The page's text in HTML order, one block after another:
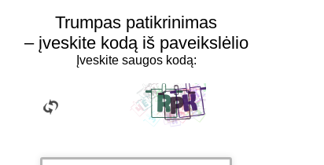
Trumpas patikrinimas
– įveskite kodą iš paveikslėlio
Įveskite saugos kodą: